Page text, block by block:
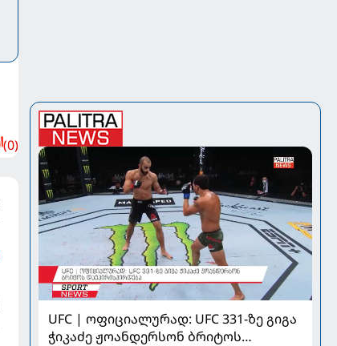
(0)
UFC | ოფიციალურად: UFC 331-ზე გიგა
ჭიკაძე ჟოანდერსონ ბრიტოს